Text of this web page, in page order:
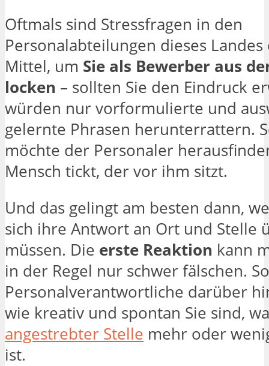
Oftmals sind Stressfragen in den
Personalabteilungen dieses
Mittel, um Sie als Bewerber aus
locken – sollten Sie den Eindruck
würden nur vorformulierte und
gelernte Phrasen herunterrattern.
möchte der Personaler
Mensch tickt, der vor ihm sitzt.
Und das gelingt am besten dann,
sich ihre Antwort an Ort und Stelle
müssen. Die erste Reaktion kann
in der Regel nur schwer fälschen.
Personalverantwortliche darüber
wie kreativ und spontan Sie sind,
angestrebter Stelle mehr oder
ist.